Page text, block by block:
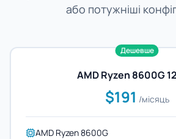
або потужніші
Дешевше
AMD Ryzen 8600G
$191 /місяць
AMD Ryzen 8600G